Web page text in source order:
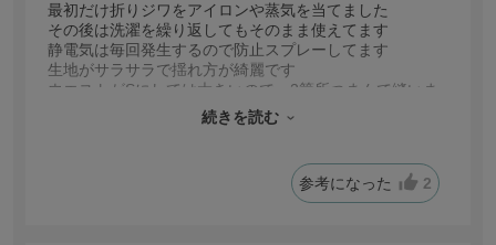
最初だけ折りジワをアイロンや蒸気を当てました
その後は洗濯を繰り返してもそのまま使えてます
静電気は毎回発生するので防止スプレーしてます
生地がサラサラで揺れ方が綺麗です
ウエストがSにしては大きいので、2箇所つまんで縫いま
長さは丁度ぴったりで最高です
色が、もっと明るいベージュやアイボリーがあれば嬉し
続きを読む
参考になった 2